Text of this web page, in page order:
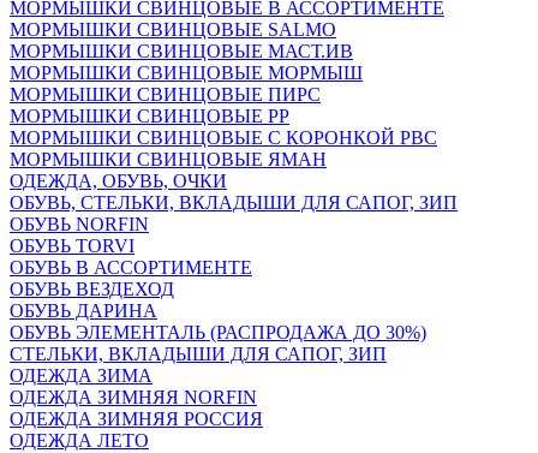
МОРМЫШКИ СВИНЦОВЫЕ В АССОРТИМЕНТЕ
МОРМЫШКИ СВИНЦОВЫЕ SALMO
МОРМЫШКИ СВИНЦОВЫЕ МАСТ.ИВ
МОРМЫШКИ СВИНЦОВЫЕ МОРМЫШ
МОРМЫШКИ СВИНЦОВЫЕ ПИРС
МОРМЫШКИ СВИНЦОВЫЕ РР
МОРМЫШКИ СВИНЦОВЫЕ С КОРОНКОЙ РВС
МОРМЫШКИ СВИНЦОВЫЕ ЯМАН
ОДЕЖДА, ОБУВЬ, ОЧКИ
ОБУВЬ, СТЕЛЬКИ, ВКЛАДЫШИ ДЛЯ САПОГ, ЗИП
ОБУВЬ NORFIN
ОБУВЬ TORVI
ОБУВЬ В АССОРТИМЕНТЕ
ОБУВЬ ВЕЗДЕХОД
ОБУВЬ ДАРИНА
ОБУВЬ ЭЛЕМЕНТАЛЬ (РАСПРОДАЖА ДО 30%)
СТЕЛЬКИ, ВКЛАДЫШИ ДЛЯ САПОГ, ЗИП
ОДЕЖДА ЗИМА
ОДЕЖДА ЗИМНЯЯ NORFIN
ОДЕЖДА ЗИМНЯЯ РОССИЯ
ОДЕЖДА ЛЕТО